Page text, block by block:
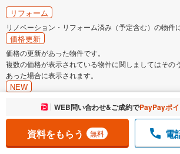
リフォーム
リノベーション・リフォーム済み（予定含む）の物件
価格更新
価格の更新があった物件です。
複数の価格が表示されている物件に関しましてはその
あった場合に表示されます。
NEW
販売開始前に売出予定の物件を知らせるための広告の
格などが未定のため、すぐには取引できない分譲宅地
などについて、販売開始時期などを告知します。
お気に入りに追加しました。
WEB問い合わせ&ご成約でPayPayポ
資料をもらう 無料 電